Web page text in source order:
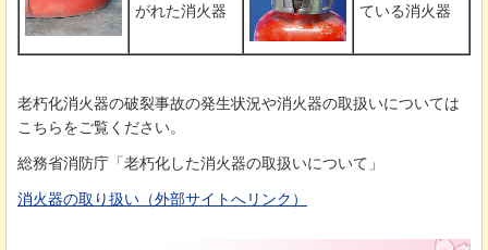
がれた消火器
ている消火器
老朽化消火器の破裂事故の発生状況や消火器の取扱いについては
こちらをご覧ください。
総務省消防庁「老朽化した消火器の取扱いについて」
消火器の取り扱い（外部サイトへリンク）